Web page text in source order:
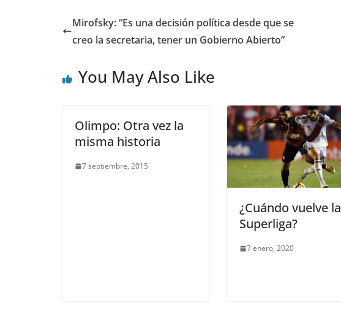
Mirofsky: “Es una decisión política desde que se
creo la secretaria, tener un Gobierno Abierto”
You May Also Like
Olimpo: Otra vez la
misma historia
7 septiembre, 2015
¿Cuándo vuelve la
Superliga?
7 enero, 2020